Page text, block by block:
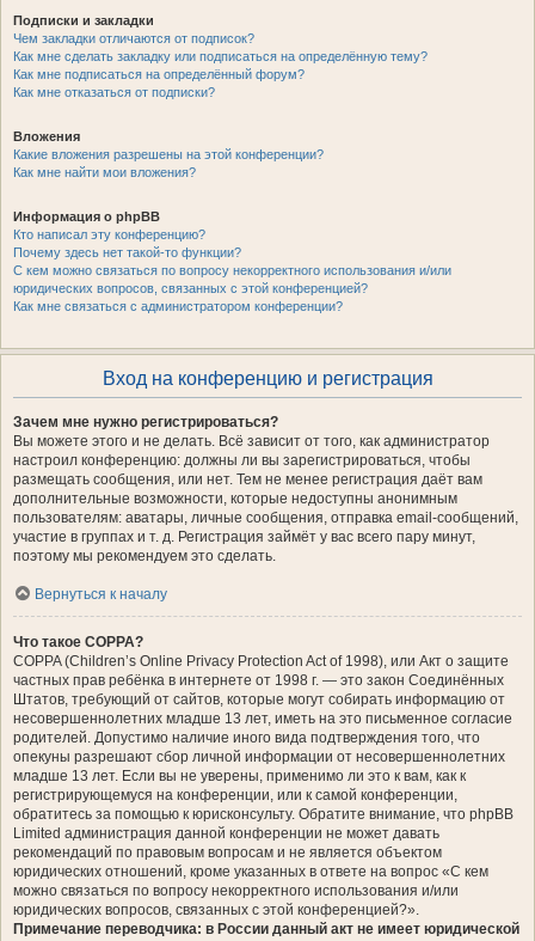
Подписки и закладки
Чем закладки отличаются от подписок?
Как мне сделать закладку или подписаться на определённую тему?
Как мне подписаться на определённый форум?
Как мне отказаться от подписки?
Вложения
Какие вложения разрешены на этой конференции?
Как мне найти мои вложения?
Информация о phpBB
Кто написал эту конференцию?
Почему здесь нет такой-то функции?
С кем можно связаться по вопросу некорректного использования и/или
юридических вопросов, связанных с этой конференцией?
Как мне связаться с администратором конференции?
Вход на конференцию и регистрация
Зачем мне нужно регистрироваться?
Вы можете этого и не делать. Всё зависит от того, как администратор
настроил конференцию: должны ли вы зарегистрироваться, чтобы
размещать сообщения, или нет. Тем не менее регистрация даёт вам
дополнительные возможности, которые недоступны анонимным
пользователям: аватары, личные сообщения, отправка email-сообщений,
участие в группах и т. д. Регистрация займёт у вас всего пару минут,
поэтому мы рекомендуем это сделать.
Вернуться к началу
Что такое COPPA?
COPPA (Children’s Online Privacy Protection Act of 1998), или Акт о защите
частных прав ребёнка в интернете от 1998 г. — это закон Соединённых
Штатов, требующий от сайтов, которые могут собирать информацию от
несовершеннолетних младше 13 лет, иметь на это письменное согласие
родителей. Допустимо наличие иного вида подтверждения того, что
опекуны разрешают сбор личной информации от несовершеннолетних
младше 13 лет. Если вы не уверены, применимо ли это к вам, как к
регистрирующемуся на конференции, или к самой конференции,
обратитесь за помощью к юрисконсульту. Обратите внимание, что phpBB
Limited администрация данной конференции не может давать
рекомендаций по правовым вопросам и не является объектом
юридических отношений, кроме указанных в ответе на вопрос «С кем
можно связаться по вопросу некорректного использования и/или
юридических вопросов, связанных с этой конференцией?».
Примечание переводчика: в России данный акт не имеет юридической